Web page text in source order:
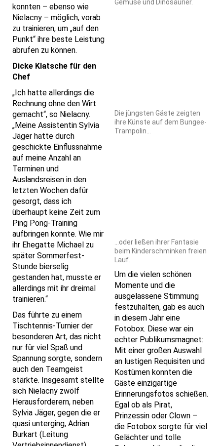
konnten – ebenso wie
Nielacny – möglich, vorab
zu trainieren, um „auf den
Punkt“ ihre beste Leistung
abrufen zu können.
Dicke Klatsche für den
Chef
„Ich hatte allerdings die
Rechnung ohne den Wirt
gemacht“, so Nielacny.
„Meine Assistentin Sylvia
Jäger hatte durch
geschickte Einflussnahme
auf meine Anzahl an
Terminen und
Auslandsreisen in den
letzten Wochen dafür
gesorgt, dass ich
überhaupt keine Zeit zum
Ping Pong-Training
aufbringen konnte. Wie mir
ihr Ehegatte Michael zu
später Sommerfest-
Stunde bierselig
gestanden hat, musste er
allerdings mit ihr dreimal
trainieren.“
Das führte zu einem
Tischtennis-Turnier der
besonderen Art, das nicht
nur für viel Spaß und
Spannung sorgte, sondern
auch den Teamgeist
stärkte. Insgesamt stellte
sich Nielacny zwölf
Herausforderern, neben
Sylvia Jäger, gegen die er
quasi unterging, Adrian
Burkart (Leitung
Gemüse und Dinosaurier.
Die jüngsten Gäste zeigten
ihre Künste auf dem Bungee-
Trampolin…
…oder ließen ihrer Fantasie
beim Kinderschminken freien
Lauf.
Um die vielen schönen
Momente und die
ausgelassene Stimmung
festzuhalten, gab es auch
in diesem Jahr eine
Fotobox. Diese war ein
echter Publikumsmagnet:
Mit einer großen Auswahl
an lustigen Requisiten und
Kostümen konnten die
Gäste einzigartige
Erinnerungsfotos schießen.
Egal ob als Pirat,
Prinzessin oder Clown –
die Fotobox sorgte für viel
Gelächter und tolle